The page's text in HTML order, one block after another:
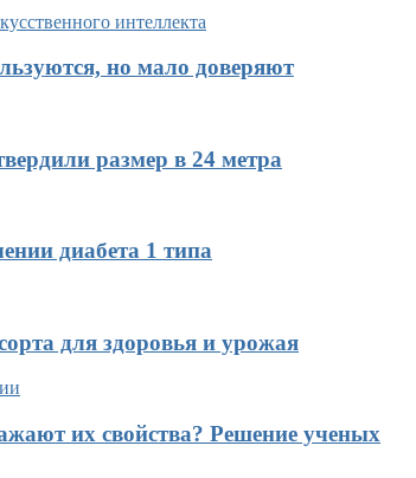
но мало доверяют
размер в 24 метра
диабета 1 типа
для здоровья и урожая
их свойства? Решение ученых